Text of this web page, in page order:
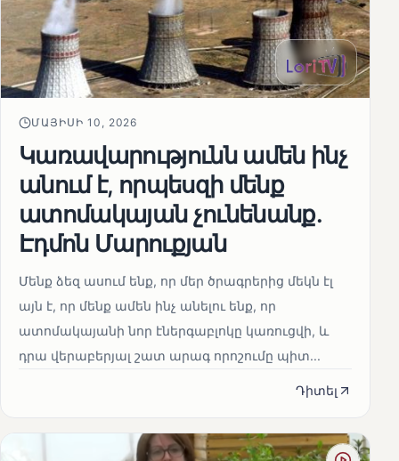
ՄԱՅԻՍԻ 10, 2026
Կառավարությունն ամեն ինչ
անում է, որպեսզի մենք
ատոմակայան չունենանք․
Էդմոն Մարուքյան
Մենք ձեզ ասում ենք, որ մեր ծրագրերից մեկն էլ
այն է, որ մենք ամեն ինչ անելու ենք, որ
ատոմակայանի նոր էներգաբլոկը կառուցվի, և
դրա վերաբերյալ շատ արագ որոշումը պիտ...
Դիտել